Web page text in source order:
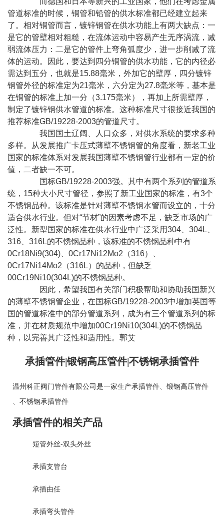
管道标准的时候，铜管和铅管的供水标准都已经建立起来
了。相对铜管而言，镀锌钢管在供水功能上有两大缺点：一
是它的管壁相对粗糙，在流体运动中容易产生无序涡流，减
弱流体压力：二是它的管件上弯角弧度少，进一步削减了流
体的运动。因此，要达到四分铜管的供水功能，它的内径必
需达到五分，也就是15.88毫米，外加它的壁厚，四分镀锌
钢管外径的标准定为21毫米，六分定为27.8毫米等，基本是
在铜管的标准上加一分（3.175毫米），再加上所需壁厚，
制定了镀锌钢供水管道的标准。这种标准尺寸很接近我国的
推荐标准GB/19228-2003的管道尺寸。
我国国土辽阔、人口众多，对供水系统的要求多种
多样。从发展推广卡压式薄壁不锈钢管的角度看，新老工业
国家的标准体系对发展我国薄壁不锈钢管行业都有一定的价
值，二者缺一不可。
国标GB/19228-2003强。其中有两个系列的管道系
统，15种大小尺寸管径，参照了新工业国家的标准，有3个
不锈钢品种。该标准是针对薄壁不锈钢水管而设立的，十分
适合供水行业。但对“节材”的因素考虑不足，缺乏市场的广
泛性。新型国家的标准在供水行业中广泛采用304、304L、
316、316L的不锈钢品种，该标准的不锈钢品种中有
0Cr18Ni9(304)、0Cr17Ni12Mo2（316）、
0Cr17Ni14Mo2（316L）的品种，但缺乏
00Cr19Ni10(304L)的不锈钢品种。
因此，希望我国有关部门积极帮助和协助我国新兴
的薄壁不锈钢管企业，在国标GB/19228-2003中增加英国等
国的管道标准中的部分管道系列，成为有三个管道系列的标
准，并在材质规范中增加00Cr19Ni10(304L)的不锈钢品
种，以完善其广泛性和适用性。郭艾
承插管件|锻钢高压管件|不锈钢承插管件
温州科正阀门管件有限公司是一家生产承插管件
锻钢高压管件
不锈钢承插管件
承插管件的相关产品
短管外丝-双头外丝
承插支管台
承插由任
承插弯头管件